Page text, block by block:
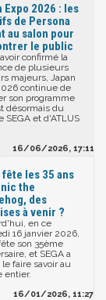
Expo 2026 : les
de Persona
au salon pour
le public
confirmé la
de plusieurs
majeurs, Japan
continue de
son programme
désormais du
SEGA et d'ATLUS
16/06/2026, 17:11
fête les 35 ans
the
des
à venir ?
en ce
16 janvier 2026,
son 35ème
et SEGA a
faire savoir au
entier.
16/01/2026, 11:27